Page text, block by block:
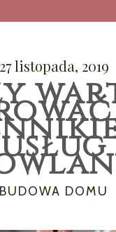
27 listopada, 2019
usług
CATEGORIES
BUDOWA DOMU